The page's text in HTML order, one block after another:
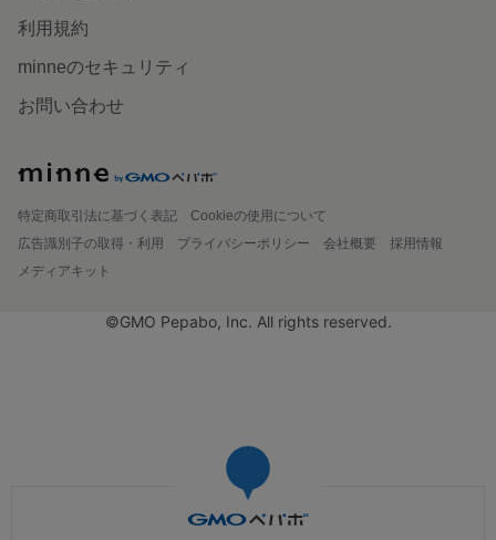
利用規約
minneのセキュリティ
お問い合わせ
特定商取引法に基づく表記
Cookieの使用について
広告識別子の取得・利用
プライバシーポリシー 会社概要
採用情報
メディアキット
©GMO Pepabo, Inc. All rights reserved.